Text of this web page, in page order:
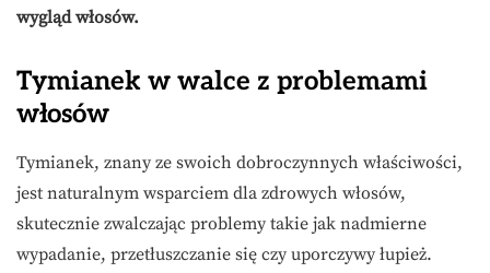
wygląd włosów.
Tymianek w walce z problemami
włosów
Tymianek, znany ze swoich dobroczynnych właściwości,
jest naturalnym wsparciem dla zdrowych włosów,
skutecznie zwalczając problemy takie jak nadmierne
wypadanie, przetłuszczanie się czy uporczywy łupież.